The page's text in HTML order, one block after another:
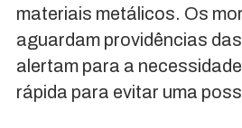
materiais metálicos. Os
aguardam providências
alertam para a
rápida para evitar uma